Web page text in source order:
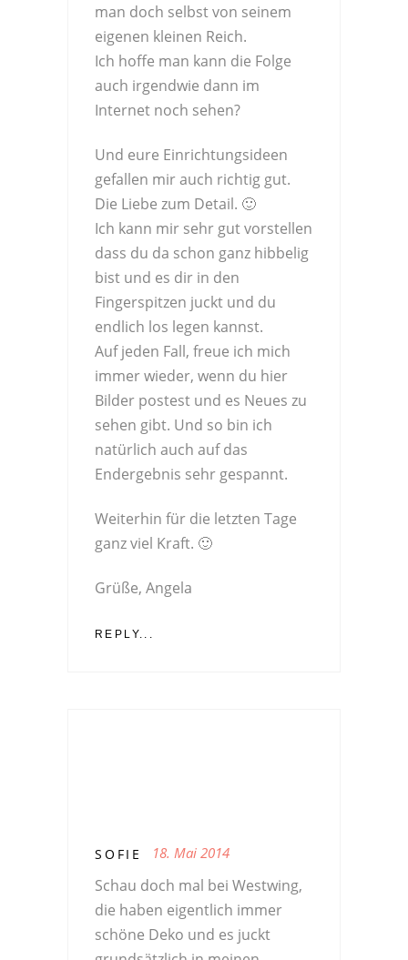
man doch selbst von seinem
eigenen kleinen Reich.
Ich hoffe man kann die Folge
auch irgendwie dann im
Internet noch sehen?
Und eure Einrichtungsideen
gefallen mir auch richtig gut.
Die Liebe zum Detail. 🙂
Ich kann mir sehr gut vorstellen
dass du da schon ganz hibbelig
bist und es dir in den
Fingerspitzen juckt und du
endlich los legen kannst.
Auf jeden Fall, freue ich mich
immer wieder, wenn du hier
Bilder postest und es Neues zu
sehen gibt. Und so bin ich
natürlich auch auf das
Endergebnis sehr gespannt.
Weiterhin für die letzten Tage
ganz viel Kraft. 🙂
Grüße, Angela
REPLY...
SOFIE 18. Mai 2014
Schau doch mal bei Westwing,
die haben eigentlich immer
schöne Deko und es juckt